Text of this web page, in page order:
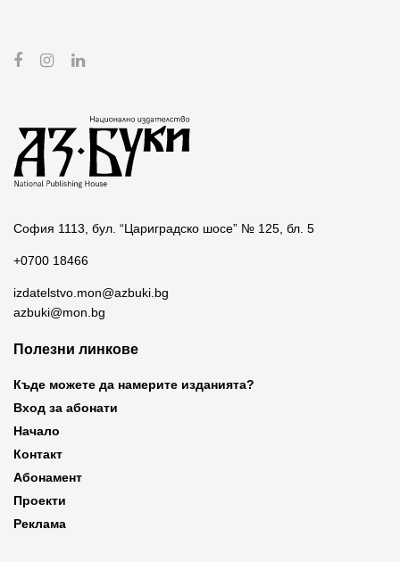
София 1113, бул. “Цариградско шосе” № 125, бл. 5
+0700 18466
izdatelstvo.mon@azbuki.bg
azbuki@mon.bg
Полезни линкове
Къде можете да намерите изданията?
Вход за абонати
Начало
Контакт
Абонамент
Проекти
Реклама